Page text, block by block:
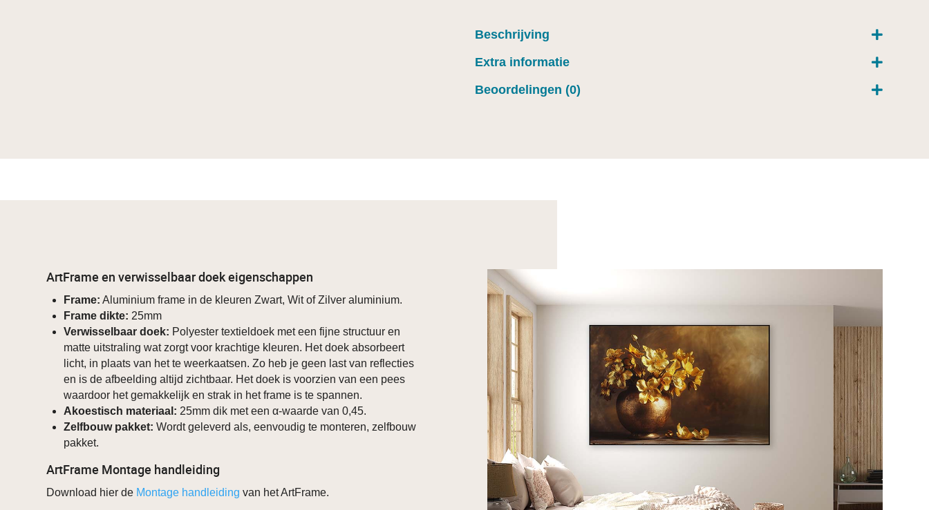
Beschrijving
Extra informatie
Beoordelingen (0)
ArtFrame en verwisselbaar doek eigenschappen
Frame: Aluminium frame in de kleuren Zwart, Wit of Zilver aluminium.
Frame dikte: 25mm
Verwisselbaar doek: Polyester textieldoek met een fijne structuur en
matte uitstraling wat zorgt voor krachtige kleuren. Het doek absorbeert
licht, in plaats van het te weerkaatsen. Zo heb je geen last van reflecties
en is de afbeelding altijd zichtbaar. Het doek is voorzien van een pees
waardoor het gemakkelijk en strak in het frame is te spannen.
Akoestisch materiaal: 25mm dik met een α-waarde van 0,45.
Zelfbouw pakket: Wordt geleverd als, eenvoudig te monteren, zelfbouw
pakket.
ArtFrame Montage handleiding
Download hier de Montage handleiding van het ArtFrame.